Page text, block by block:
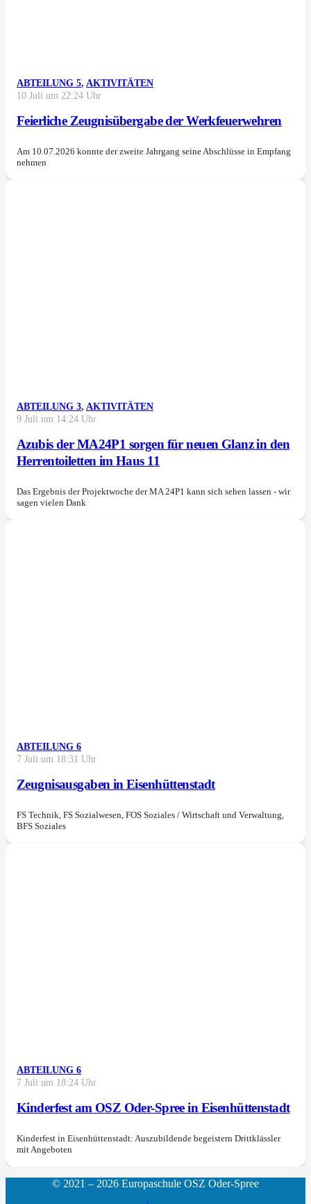
ABTEILUNG 5, AKTIVITÄTEN
10 Juli um 22:24 Uhr
Feierliche Zeugnisübergabe der Werkfeuerwehren
Am 10.07.2026 konnte der zweite Jahrgang seine Abschlüsse in Empfang
nehmen
ABTEILUNG 3, AKTIVITÄTEN
9 Juli um 14:24 Uhr
Azubis der MA24P1 sorgen für neuen Glanz in den
Herrentoiletten im Haus 11
Das Ergebnis der Projektwoche der MA 24P1 kann sich sehen lassen - wir
sagen vielen Dank
ABTEILUNG 6
7 Juli um 18:31 Uhr
Zeugnisausgaben in Eisenhüttenstadt
FS Technik, FS Sozialwesen, FOS Soziales / Wirtschaft und Verwaltung,
BFS Soziales
ABTEILUNG 6
7 Juli um 18:24 Uhr
Kinderfest am OSZ Oder-Spree in Eisenhüttenstadt
Kinderfest in Eisenhüttenstadt: Auszubildende begeistern Drittklässler
mit Angeboten
© 2021 – 2026 Europaschule OSZ Oder-Spree